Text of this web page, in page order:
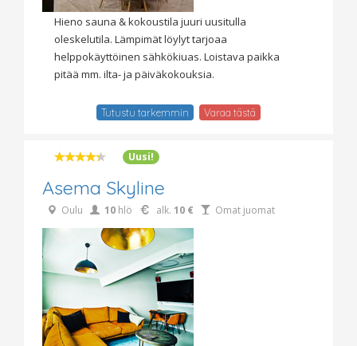
Hieno sauna & kokoustila juuri uusitulla
oleskelutila. Lämpimät löylyt tarjoaa
helppokäyttöinen sähkökiuas. Loistava paikka
pitää mm. ilta- ja päiväkokouksia.
Tutustu tarkemmin Varaa tästä
Uusi!
Asema Skyline
Oulu 10 hlö alk. 10 € Omat juomat